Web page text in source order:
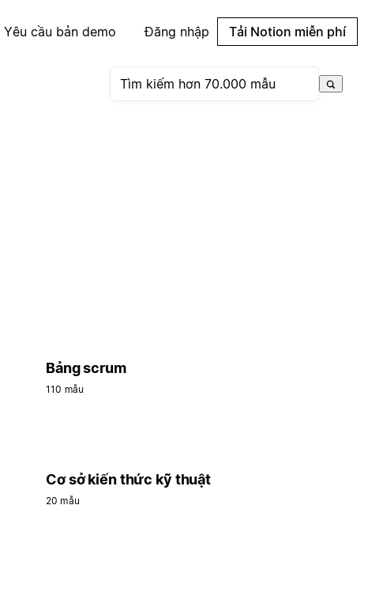
Yêu cầu bản demo Đăng nhập Tải Notion miễn phí
Bảng scrum
110 mẫu
Cơ sở kiến thức kỹ thuật
20 mẫu